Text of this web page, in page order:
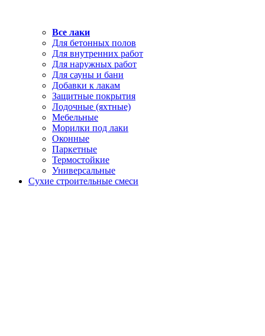
Все лаки
Для бетонных полов
Для внутренних работ
Для наружных работ
Для сауны и бани
Добавки к лакам
Защитные покрытия
Лодочные (яхтные)
Мебельные
Морилки под лаки
Оконные
Паркетные
Термостойкие
Универсальные
Сухие строительные смеси